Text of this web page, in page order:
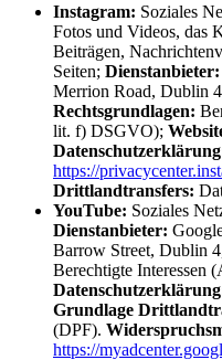
Instagram: Soziales
Fotos und Videos, das
Beiträgen,
Seiten; Dienstanbieter:
Merrion Road, Dublin
Rechtsgrundlagen:
lit. f) DSGVO);
https://
Drittlandtransfers:
YouTube: Soziales
Dienstanbieter:
Barrow Street, Dublin
Berechtigte Interessen
Grundlage
(DPF).
https://